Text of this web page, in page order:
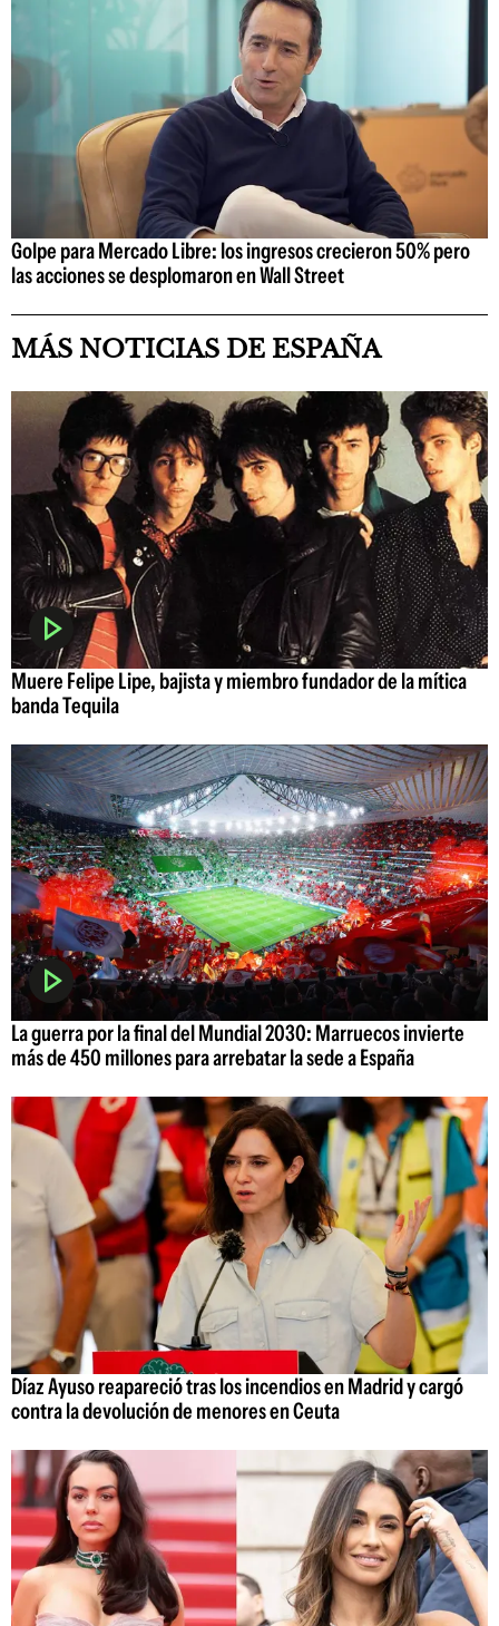
Golpe para Mercado Libre: los ingresos crecieron 50% pero
las acciones se desplomaron en Wall Street
MÁS NOTICIAS DE ESPAÑA
Muere Felipe Lipe, bajista y miembro fundador de la mítica
banda Tequila
La guerra por la final del Mundial 2030: Marruecos invierte
más de 450 millones para arrebatar la sede a España
Díaz Ayuso reapareció tras los incendios en Madrid y cargó
contra la devolución de menores en Ceuta